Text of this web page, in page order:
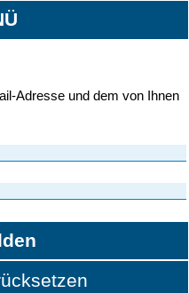
Adresse und dem von Ihnen